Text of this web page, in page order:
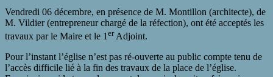
Vendredi 06 décembre, en présence de M. Montillon (architecte), de
M. Vildier (entrepreneur chargé de la réfection), ont été acceptés les
travaux par le Maire et le 1 erAdjoint.
Pour l’instant l’église n’est pas ré-ouverte au public compte tenu de
l’accès difficile lié à la fin des travaux de la place de l’église.